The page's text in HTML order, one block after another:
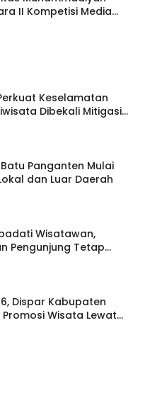
II Kompetisi Media
Tingkat Internasional
Keselamatan
Dibekali Mitigasi
Panganten Mulai
dan Luar Daerah
Wisatawan,
Pengunjung Tetap
Dispar Kabupaten
Wisata Lewat